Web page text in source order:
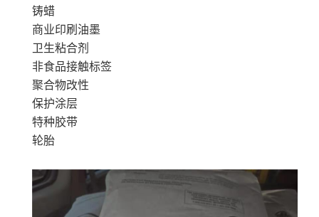
铸蜡
商业印刷油墨
卫生粘合剂
非食品接触标签
聚合物改性
保护涂层
特种胶带
轮胎